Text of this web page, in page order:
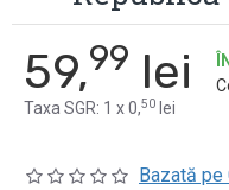
Bazată pe
59,99 lei
Taxa SGR: 1 x 0,50 lei